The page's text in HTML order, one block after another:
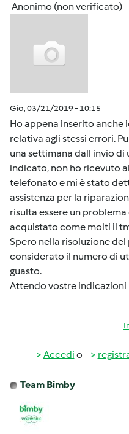
Anonimo (non verificato)
Gio, 03/21/2019 - 10:15
Ho appena inserito anche
relativa agli stessi errori.
una settimana dall invio di
indicato, non ho ricevuto
telefonato e mi è stato
assistenza per la
risulta essere un
acquistato come molti il
Spero nella risoluzione del
considerato il numero di
guasto.
Attendo vostre indicazioni
Accedi o
Team Bimby